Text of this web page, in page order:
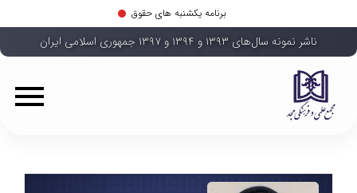
برنامه یکشنبه های حقوق
ناشر نمونه سال‌های ۱۳۹۳ و ۱۳۹۴ و ۱۳۹۷ جمهوری اسلامی ایران